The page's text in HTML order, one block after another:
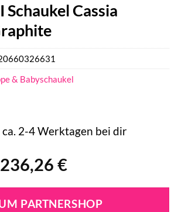
Schaukel Cassia
Ursprünglicher
236,26 €Aktueller
ist:
2-4 Werktagen bei dir
PARTNERSHOP
& Babyschaukel